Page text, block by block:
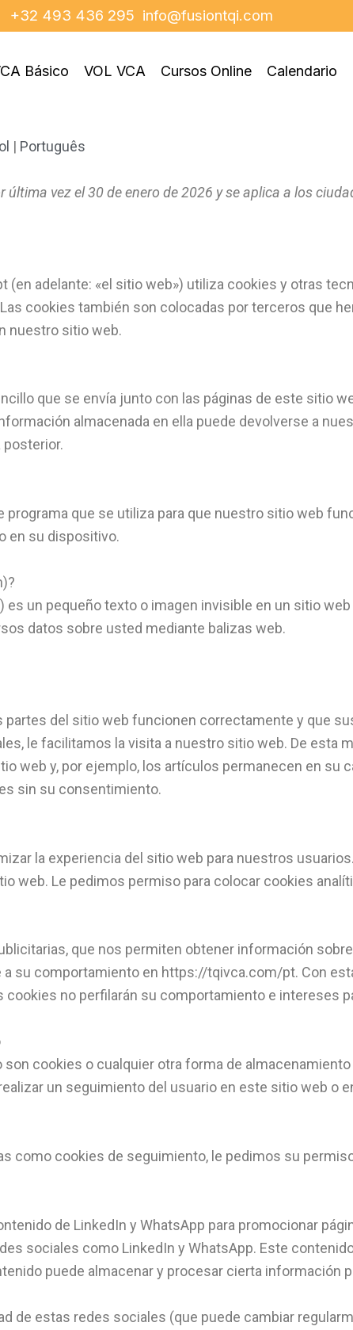
+32 493 436 295 info@fusiontqi.com
Básico VOL VCA Cursos Online Calendario
| Português
vez el 30 de enero de 2026 y se aplica a los
adelante: «el sitio web») utiliza cookies y otras
cookies también son colocadas por terceros que
nuestro sitio web.
que se envía junto con las páginas de este sitio
almacenada en ella puede devolverse a
programa que se utiliza para que nuestro sitio web
en su dispositivo.
es un pequeño texto o imagen invisible en un sitio
datos sobre usted mediante balizas web.
partes del sitio web funcionen correctamente y que
le facilitamos la visita a nuestro sitio web. De esta
web y, por ejemplo, los artículos permanecen en su
sin su consentimiento.
la experiencia del sitio web para nuestros
web. Le pedimos permiso para colocar cookies
que nos permiten obtener información
a su comportamiento en https://tqivca.com/pt. Con
cookies no perfilarán su comportamiento e intereses
cookies o cualquier otra forma de
un seguimiento del usuario en este sitio web o
como cookies de seguimiento, le pedimos su
de LinkedIn y WhatsApp para promocionar
sociales como LinkedIn y WhatsApp. Este
puede almacenar y procesar cierta información
de estas redes sociales (que puede cambiar